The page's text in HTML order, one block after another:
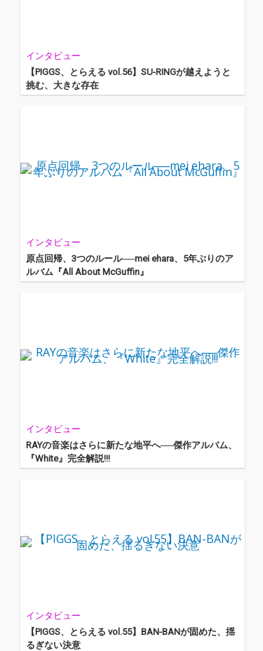
インタビュー
【PIGGS、とらえる vol.56】SU-RINGが越えようと
挑む、大きな存在
インタビュー
原点回帰、3つのルール──mei ehara、5年ぶりのア
ルバム『All About McGuffin』
インタビュー
RAYの音楽はさらに新たな地平へ──傑作アルバム、
『White』完全解説!!!
インタビュー
【PIGGS、とらえる vol.55】BAN-BANが固めた、揺
るぎない決意